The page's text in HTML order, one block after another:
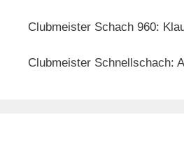
Clubmeister Schach 960:
Clubmeister Schnellschach: